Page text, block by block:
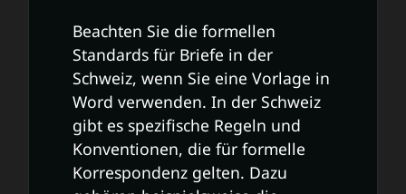
Beachten Sie die formellen
Standards für Briefe in der
Schweiz, wenn Sie eine Vorlage in
Word verwenden. In der Schweiz
gibt es spezifische Regeln und
Konventionen, die für formelle
Korrespondenz gelten. Dazu